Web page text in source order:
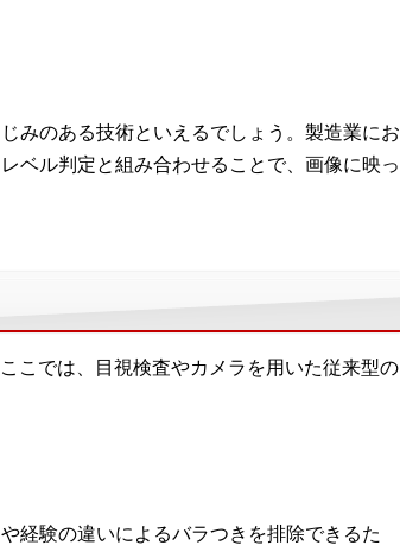
みのある技術といえるでしょう。製造業にお
ベル判定と組み合わせることで、画像に映っ
こでは、目視検査やカメラを用いた従来型の
経験の違いによるバラつきを排除できるた